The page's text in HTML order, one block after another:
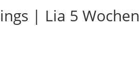
| Lia 5 Wochen